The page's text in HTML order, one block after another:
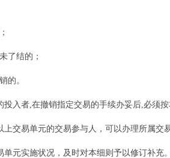
了结的；
的。
投入者,在撤销指定交易的手续办妥后,必须
上交易单元的交易参与人，可以办理所属交
单元实施状况，及时对本细则予以修订补充